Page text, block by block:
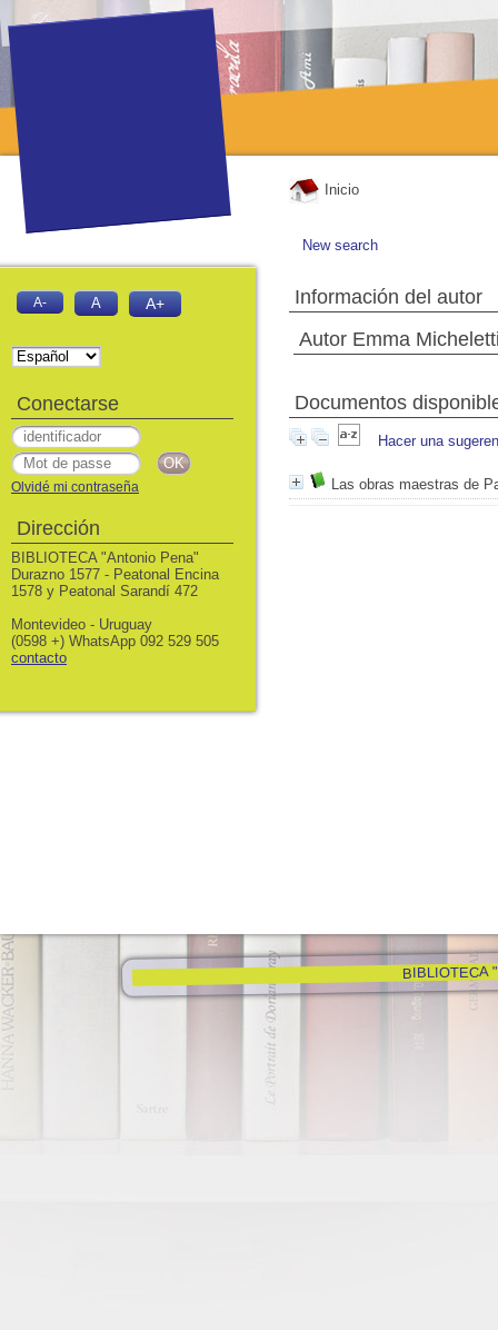
Inicio
New search
Información del autor
Autor Emma
Documentos
Hacer una
Las obras maestras de
BIBLIOTECA
A- A A+
Conectarse
Olvidé mi contraseña
Dirección
BIBLIOTECA "Antonio Pena"
Durazno 1577 - Peatonal Encina
1578 y Peatonal Sarandí 472
Montevideo - Uruguay
(0598 +) WhatsApp 092 529 505
contacto